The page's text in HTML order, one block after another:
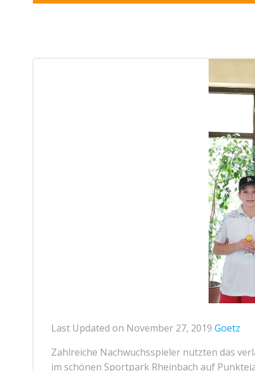
Last Updated on November 27, 2019 Goetz
Zahlreiche Nachwuchsspieler nutzten das
im schönen Sportpark Rheinbach auf